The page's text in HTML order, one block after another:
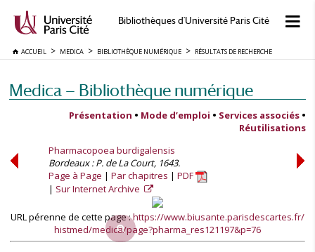
Bibliothèques d'Université Paris Cité
ACCUEIL MEDICA BIBLIOTHÈQUE NUMÉRIQUE RÉSULTATS DE RECHERCHE
Medica — Bibliothèque numérique
Présentation • Mode d’emploi • Services associés •
Réutilisations
Pharmacopoea burdigalensis
Bordeaux : P. de La Court, 1643.
Page à Page
Par chapitres
PDF
Sur Internet Archive
URL pérenne de cette page :https://www.biusante.parisdescartes.fr/
histmed/medica/page?pharma_res121197&p=76